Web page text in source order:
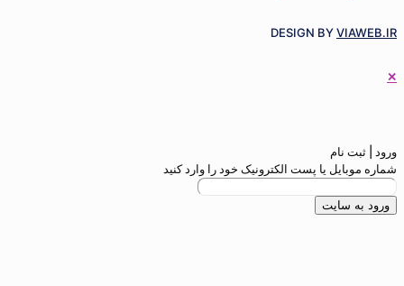
الکترونیک خود را وارد کنید